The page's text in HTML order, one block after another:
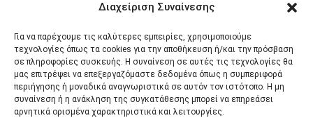
Διαχείριση Συναίνεσης
Για να παρέχουμε τις καλύτερες εμπειρίες, χρησιμοποιούμε
τεχνολογίες όπως τα cookies για την αποθήκευση ή/και την πρόσβαση
σε πληροφορίες συσκευής. Η συναίνεση σε αυτές τις τεχνολογίες θα
μας επιτρέψει να επεξεργαζόμαστε δεδομένα όπως η συμπεριφορά
περιήγησης ή μοναδικά αναγνωριστικά σε αυτόν τον ιστότοπο. Η μη
συναίνεση ή η ανάκληση της συγκατάθεσης μπορεί να επηρεάσει
αρνητικά ορισμένα χαρακτηριστικά και λειτουργίες.